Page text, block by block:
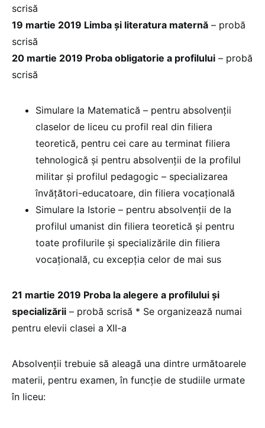
scrisă
19 martie 2019 Limba şi literatura maternă – probă
scrisă
20 martie 2019 Proba obligatorie a profilului – probă
scrisă
Simulare la Matematică – pentru absolvenții
claselor de liceu cu profil real din filiera
teoretică, pentru cei care au terminat filiera
tehnologică și pentru absolvenții de la profilul
militar și profilul pedagogic – specializarea
învățători-educatoare, din filiera vocațională
Simulare la Istorie – pentru absolvenții de la
profilul umanist din filiera teoretică și pentru
toate profilurile și specializările din filiera
vocațională, cu excepția celor de mai sus
21 martie 2019 Proba la alegere a profilului şi
specializării – probă scrisă * Se organizează numai
pentru elevii clasei a XII-a
Absolvenții trebuie să aleagă una dintre următoarele
materii, pentru examen, în funcție de studiile urmate
în liceu: